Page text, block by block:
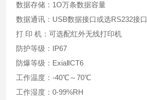
数据存储：1O万条数据容量
数据通讯：USB数据接口或选RS232接口
打 印 机：可选配红外无线打印机
防护等级：IP67
防爆等级：ExiaⅡCT6
工作温度：-40℃～70℃
工作湿度：0-99%RH